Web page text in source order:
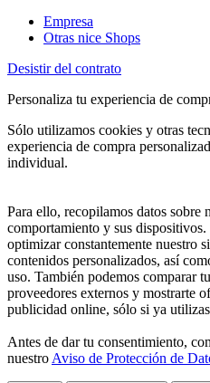
Empresa
Otras nice Shops
Desistir del contrato
Personaliza tu experiencia de
Sólo utilizamos cookies y otras
experiencia de compra
individual.
Para ello, recopilamos datos sobre
comportamiento y sus
optimizar constantemente nuestro
contenidos personalizados, así
uso. También podemos comparar
proveedores externos y mostrarte
publicidad online, sólo si ya
Antes de dar tu consentimiento,
nuestro Aviso de Protección de